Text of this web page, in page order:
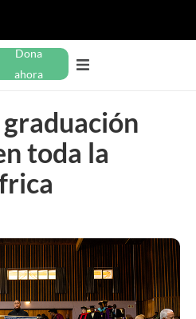
Dona
ahora
toda la